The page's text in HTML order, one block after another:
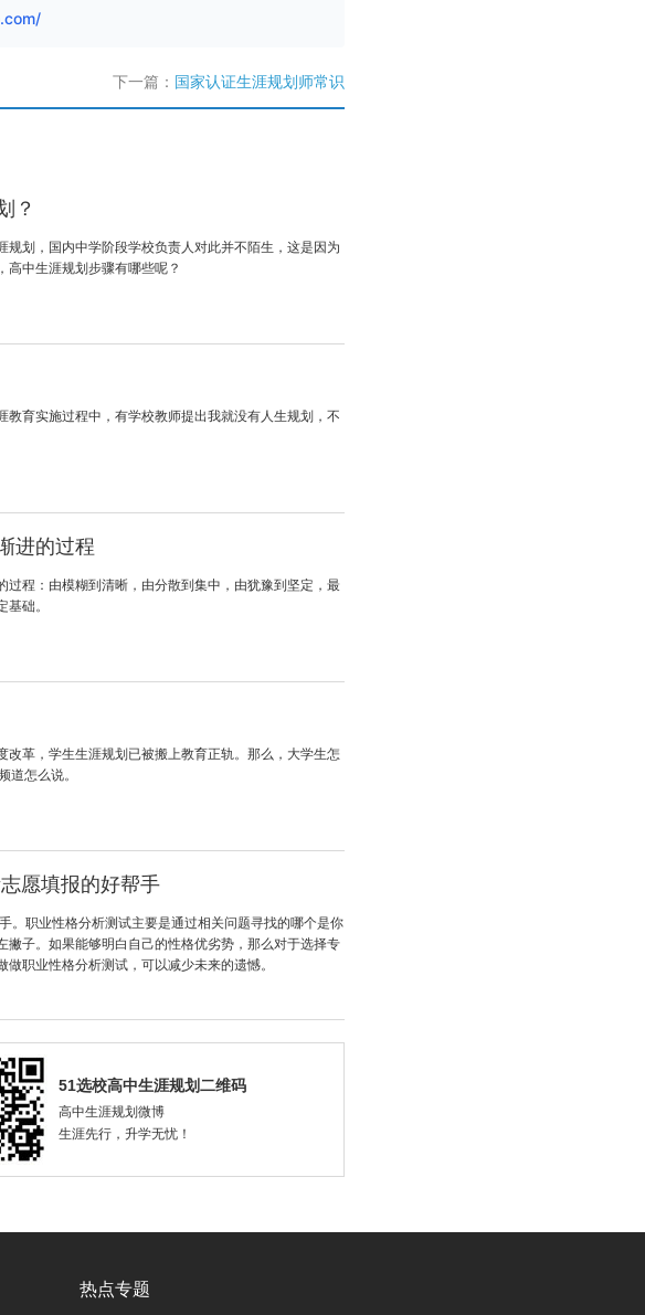
下一篇： 国家认证生涯规划师常识
？
规划，国内中学阶段学校负责人对此并不陌生，这是因为
高中生涯规划步骤有哪些呢？
教育实施过程中，有学校教师提出我就没有人生规划，不
进的过程
过程：由模糊到清晰，由分散到集中，由犹豫到坚定，最
础。
改革，学生生涯规划已被搬上教育正轨。那么，大学生怎
道怎么说。
愿填报的好帮手
。职业性格分析测试主要是通过相关问题寻找的哪个是你
撇子。如果能够明白自己的性格优劣势，那么对于选择专
职业性格分析测试，可以减少未来的遗憾。
51选校高中生涯规划二维码
高中生涯规划微博
生涯先行，升学无忧！
热点专题